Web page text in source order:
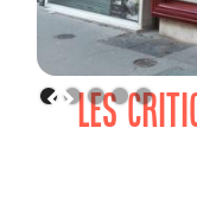
LES